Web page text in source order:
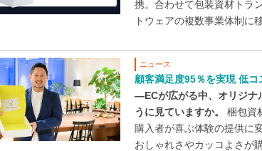
携。合わせて包装資材トラ
トウェアの複数事業体制に
ニュース
顧客満足度95％を実現 低
―ECが広がる中、オリジナ
うに見ていますか。
梱包資
購入者が喜ぶ体験の提供に
おしゃれさやカッコよさが